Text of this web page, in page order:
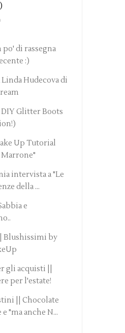
po' di rassegna
:)
Hudecova di
Glitter Boots
Up Tutorial
intervista a "Le
della ...
e
Blushissimi by
gli acquisti ||
per l'estate!
|| Chocolate
"ma anche N...